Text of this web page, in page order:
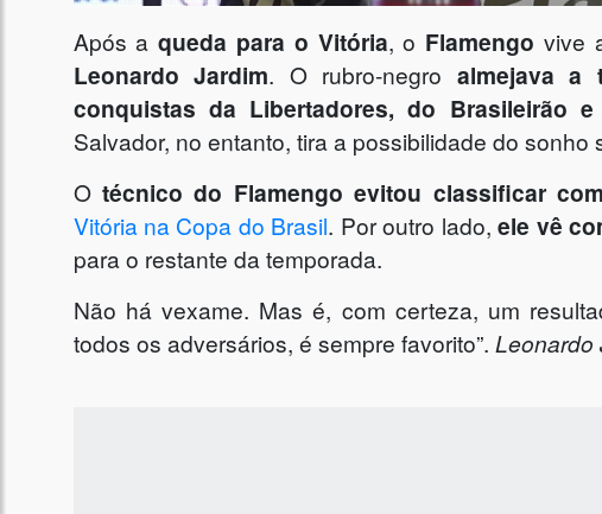
Após aqueda para o Vitória, o Flamengo vive
Leonardo Jardim. O rubro-negro almejava a
conquistas da Libertadores, do Brasileirão
Salvador, no entanto, tira a possibilidade do sonho
O técnico do Flamengo evitou classificar
Vitória na Copa do Brasil. Por outro lado,ele vê
para o restante da temporada.
Não há vexame. Mas é, com certeza, um
todos os adversários, é sempre favorito”. Leonardo